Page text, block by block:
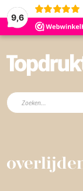
9,6
Producten
zoeken